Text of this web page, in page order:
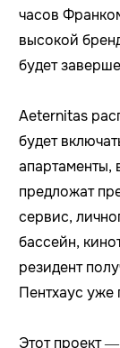
часов
высокой
будет
Aeternitas
будет
апартаменты,
предложат
сервис,
бассейн,
резидент
Пентхаус
Этот проект